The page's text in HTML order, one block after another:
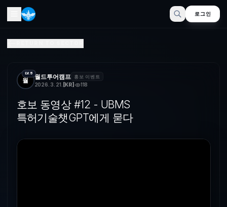
로그인
월
LV.5 월드투어캠프 홍보 이벤트
2026. 3. 21. [KR] 118
호보 동영상 #12 - UBMS
특허기술챗GPT에게 묻다